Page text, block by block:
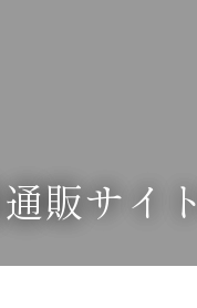
通販サイト